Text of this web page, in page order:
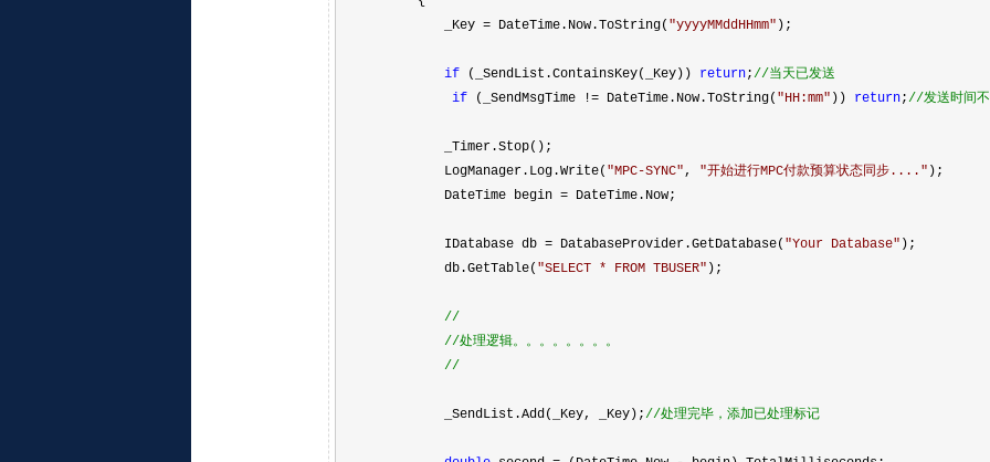
_Key =DateTime.Now.ToString( "yyyyMMddHHmm" );
if(_SendList.ContainsKey(_Key)) return;//当天已发送
if(_SendMsgTime !=DateTime.Now.ToString( "HH:mm" )) return;//发送时间
_Timer.Stop();
LogManager.Log.Write( "MPC-SYNC", "开始进行MPC付款预算状态同步.... " );
DateTime begin =DateTime.Now;
IDatabase db =DatabaseProvider.GetDatabase( "Your Database" );
db.GetTable( "SELECT * FROM TBUSER" );
//
//处理逻辑。。。。。。。。
//
_SendList.Add(_Key, _Key);//处理完毕，添加已处理标记